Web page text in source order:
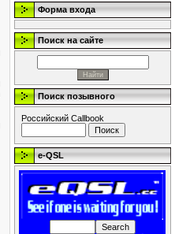
Форма входа
Поиск на сайте
Поиск позывного
Российский Callbook
e-QSL